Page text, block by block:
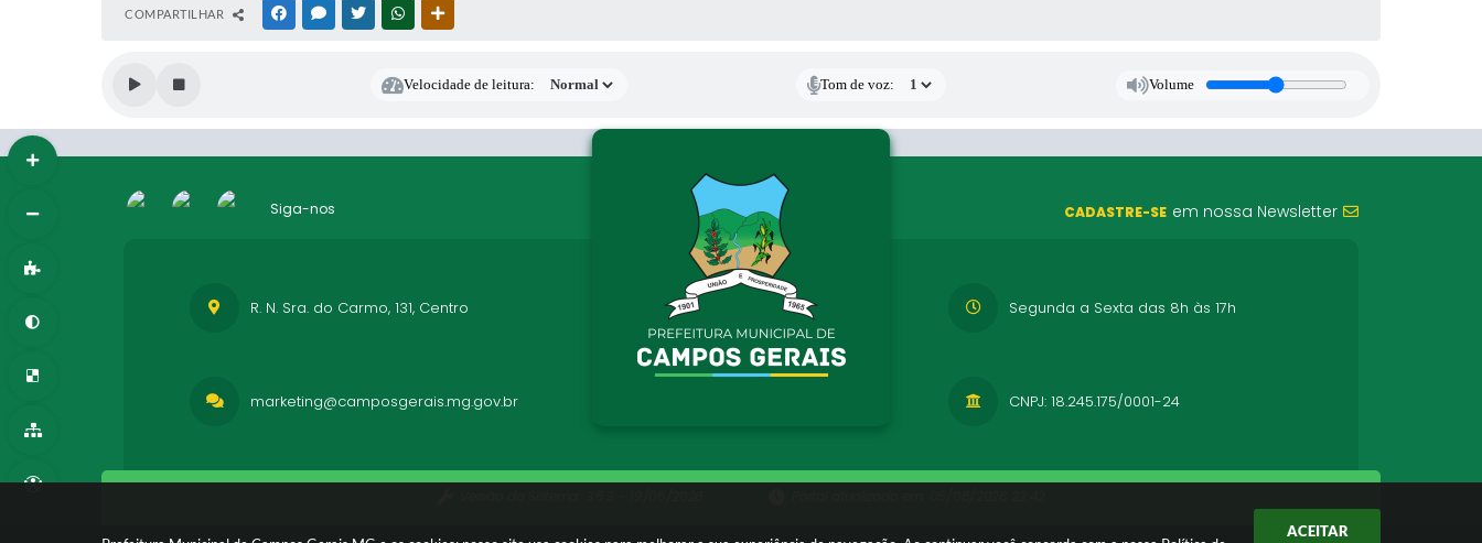
ACEITAR
COMPARTILHAR FACEBOOKMESSENGER
TWITTERWHATSAPP
Velocidade de leitura: Tom de voz: Volume
Siga-nos CADASTRE-SE em nossa Newsletter
R. N. Sra. do Carmo, 131, Centro Segunda a Sexta das 8h às 17h
CNPJ: 18.245.175/0001-24
marketing@camposgerais.mg.gov.br